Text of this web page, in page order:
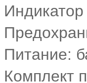
Питание:
Комплект